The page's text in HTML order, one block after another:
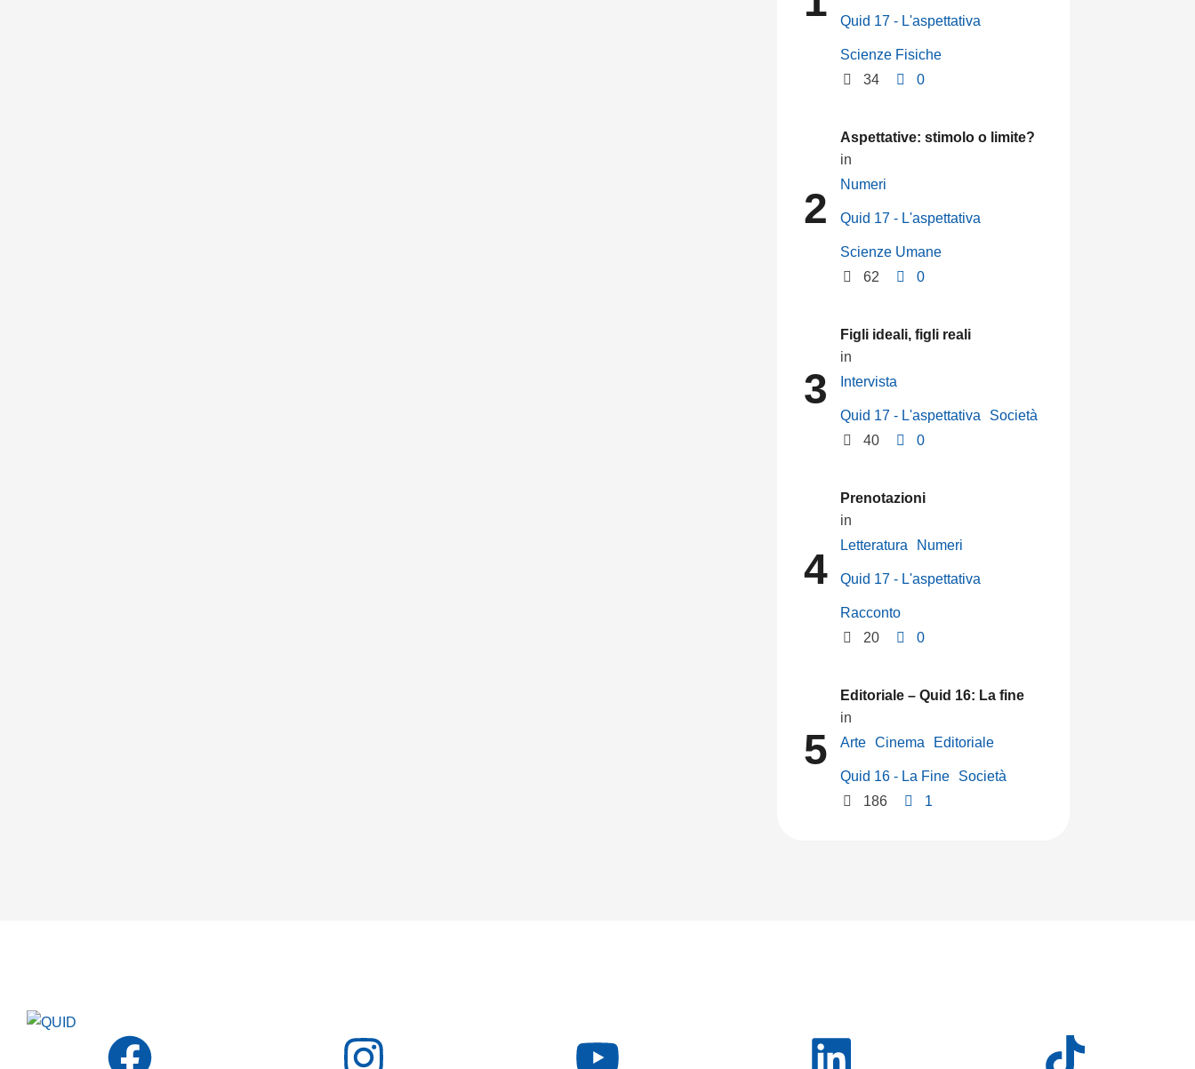
Quid 17 - L'aspettativa
Scienze Fisiche
34
0
2
Aspettative: stimolo o limite?
in
Numeri
Quid 17 - L'aspettativa
Scienze Umane
62
0
3
Figli ideali, figli reali
in
Intervista
Quid 17 - L'aspettativa
Società
40
0
4
Prenotazioni
in
Letteratura
Numeri
Quid 17 - L'aspettativa
Racconto
20
0
5
Editoriale – Quid 16: La fine
in
Arte
Cinema Editoriale
Quid 16 - La Fine
Società
186
1